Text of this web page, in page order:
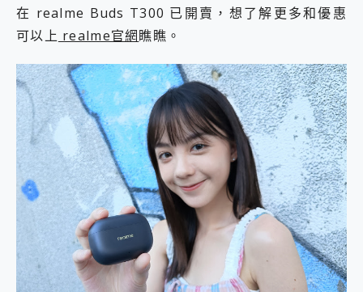
在 realme Buds T300 已開賣，想了解更多和優惠
可以上 realme官網瞧瞧。